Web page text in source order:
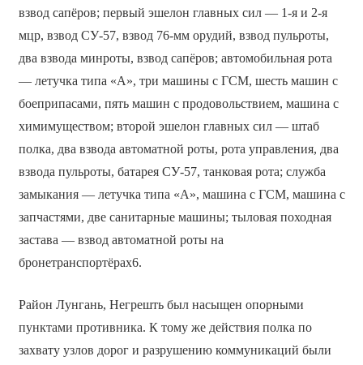
взвод сапёров; первый эшелон главных сил — 1-я и 2-я
мцр, взвод СУ-57, взвод 76-мм орудий, взвод пульроты,
два взвода минроты, взвод сапёров; автомобильная рота
— летучка типа «А», три машины с ГСМ, шесть машин с
боеприпасами, пять машин с продовольствием, машина с
химимуществом; второй эшелон главных сил — штаб
полка, два взвода автоматной роты, рота управления, два
взвода пульроты, батарея СУ-57, танковая рота; служба
замыкания — летучка типа «А», машина с ГСМ, машина с
запчастями, две санитарные машины; тыловая походная
застава — взвод автоматной роты на
бронетранспортёрах6.
Район Лунгань, Негрешть был насыщен опорными
пунктами противника. К тому же действия полка по
захвату узлов дорог и разрушению коммуникаций были